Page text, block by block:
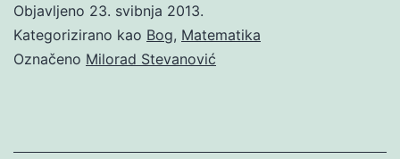
Objavljeno 23. svibnja 2013.
Kategorizirano kao Bog, Matematika
Označeno Milorad Stevanović